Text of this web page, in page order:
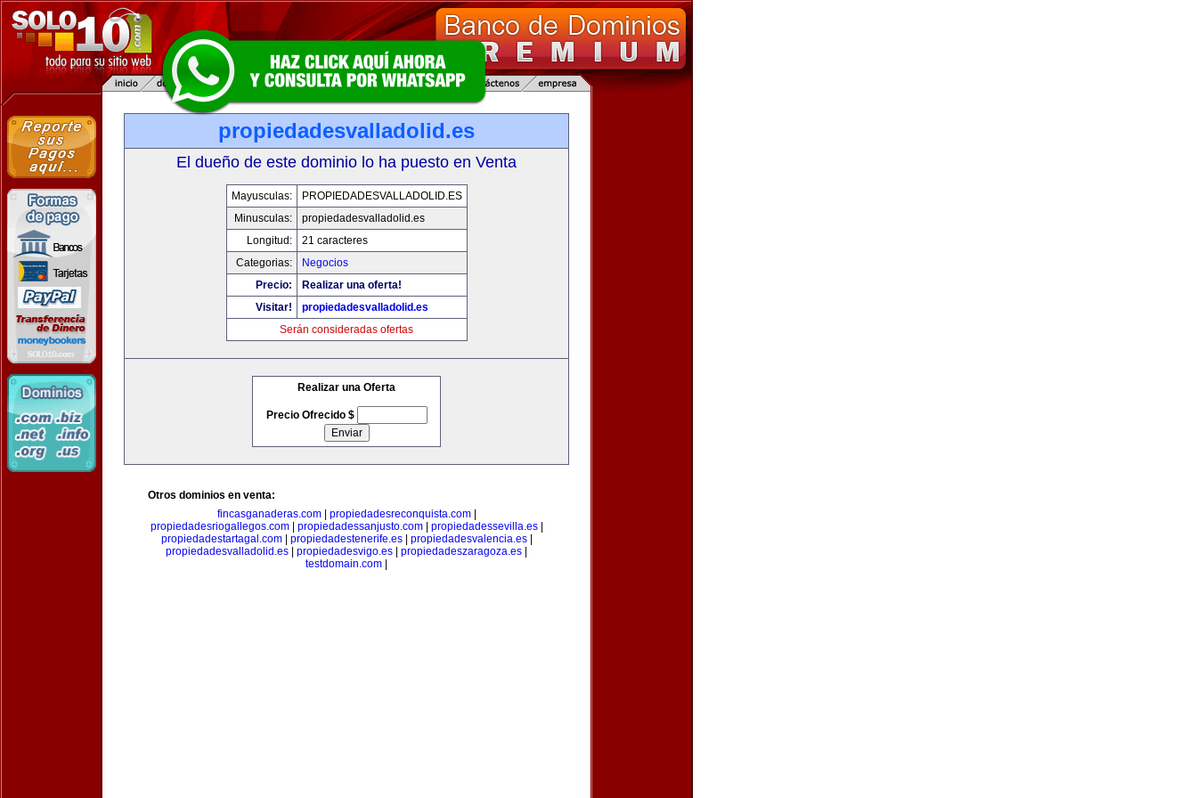
propiedadesvalladolid.es
El dueño de este dominio lo ha puesto en Venta
Mayusculas:
PROPIEDADESVALLADOLID.ES
Minusculas:
propiedadesvalladolid.es
Longitud:
21 caracteres
Categorias:
Negocios
Precio:
Realizar una oferta!
Visitar!
propiedadesvalladolid.es
Serán consideradas ofertas
Realizar una Oferta
Precio Ofrecido $
Otros dominios en venta:
fincasganaderas.com| propiedadesreconquista.com|
propiedadesriogallegos.com| propiedadessanjusto.com| propiedadessevilla.es|
propiedadestartagal.com| propiedadestenerife.es| propiedadesvalencia.es|
propiedadesvalladolid.es
propiedadesvigo.es propiedadeszaragoza.es
testdomain.com